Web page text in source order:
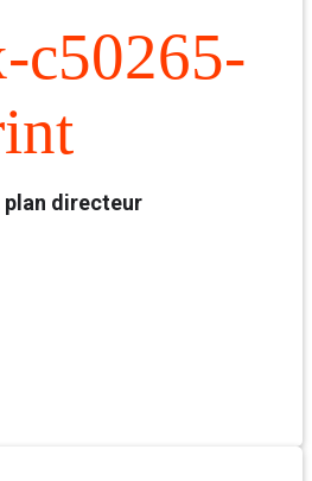
c50265-
plan directeur